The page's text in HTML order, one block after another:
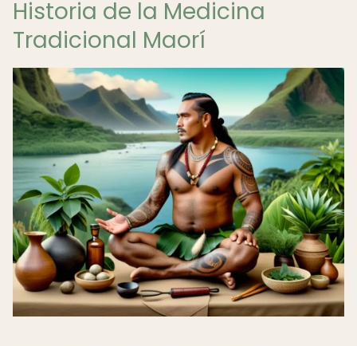
Historia de la Medicina
Tradicional Maorí